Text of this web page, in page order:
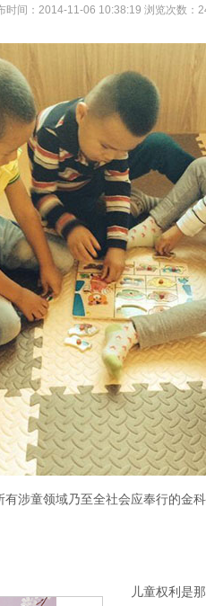
时间：2014-11-06 10:38:19 浏览次数：
有涉童领域乃至全社会应奉行的金
儿童权利是那